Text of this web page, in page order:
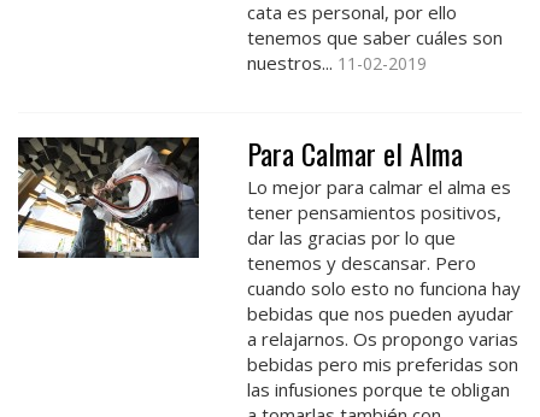
cata es personal, por ello
tenemos que saber cuáles son
nuestros... 11-02-2019
Para Calmar el Alma
Lo mejor para calmar el alma es
tener pensamientos positivos,
dar las gracias por lo que
tenemos y descansar. Pero
cuando solo esto no funciona hay
bebidas que nos pueden ayudar
a relajarnos. Os propongo varias
bebidas pero mis preferidas son
las infusiones porque te obligan